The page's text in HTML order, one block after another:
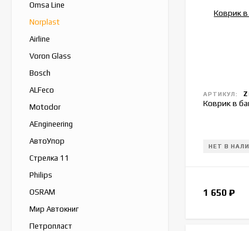
АРТИКУЛ:
Коврик в
НЕТ В
1 650 ₽
Omsa Line
Norplast
Airline
Voron Glass
Bosch
ALFeco
Motodor
AEngineering
АвтоУпор
Стрелка 11
Philips
OSRAM
Мир Автокниг
Петропласт